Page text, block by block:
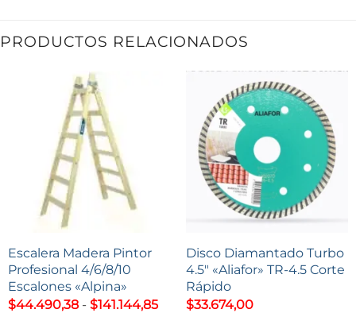
PRODUCTOS RELACIONADOS
Escalera Madera Pintor
Profesional 4/6/8/10
Escalones «Alpina»
$44.490,38 - $141.144,85Rango
Disco Diamantado Turbo
4.5″ «Aliafor» TR-4.5 Corte
Rápido
$33.674,00